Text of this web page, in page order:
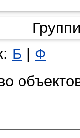
Б | Ф